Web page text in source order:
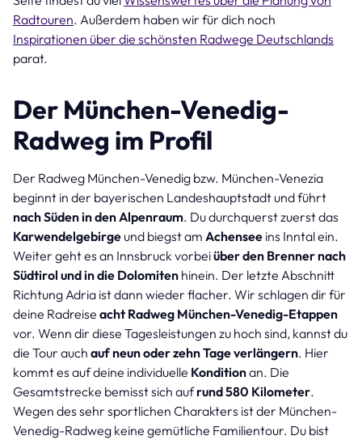
Radtouren. Außerdem haben wir für dich noch
Inspirationen über die schönsten Radwege Deutschlands
parat.
Der München-Venedig-
Radweg im Profil
Der Radweg München-Venedig bzw. München-Venezia
beginnt in der bayerischen Landeshauptstadt und führt
nach Süden in den Alpenraum. Du durchquerst zuerst das
Karwendelgebirge und biegst am Achensee ins Inntal ein.
Weiter geht es an Innsbruck vorbeiüber den Brenner nach
Südtirol und in die Dolomiten hinein. Der letzte Abschnitt
Richtung Adria ist dann wieder flacher. Wir schlagen dir für
deine Radreise acht Radweg München-Venedig-Etappen
vor. Wenn dir diese Tagesleistungen zu hoch sind, kannst du
die Tour auch auf neun oder zehn Tage verlängern. Hier
kommt es auf deine individuelle Konditionan. Die
Gesamtstrecke bemisst sich aufrund 580 Kilometer.
Wegen des sehr sportlichen Charakters ist der München-
Venedig-Radweg keine gemütliche Familientour. Du bist